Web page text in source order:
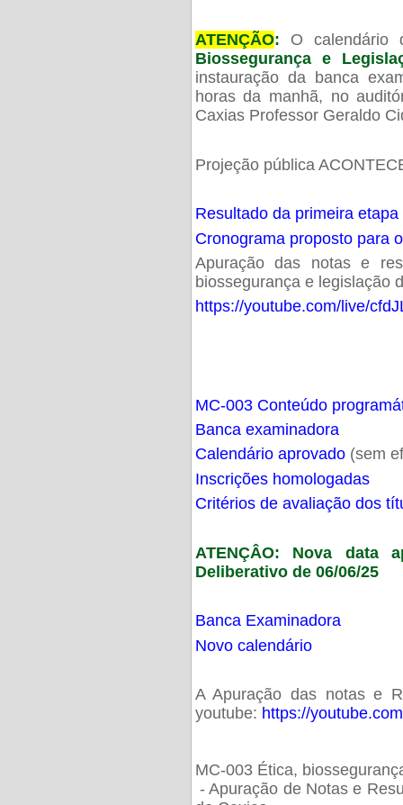
ATENÇÃO: O calendário
Biossegurança e
instauração da banca
horas da manhã, no
Caxias Professor Geraldo
Projeção pública
Resultado da primeira
Cronograma proposto para
Apuração das notas e
biossegurança e legislação
https://youtube.com/live/
MC-003 Conteúdo
Banca examinadora
Calendário aprovado(sem
Inscrições homologadas
Critérios de avaliação dos
ATENÇÂO: Nova data
Deliberativo de 06/06/25
Banca Examinadora
Novo calendário
A Apuração das notas e
youtube: https://
MC-003 Ética,
- Apuração de Notas e